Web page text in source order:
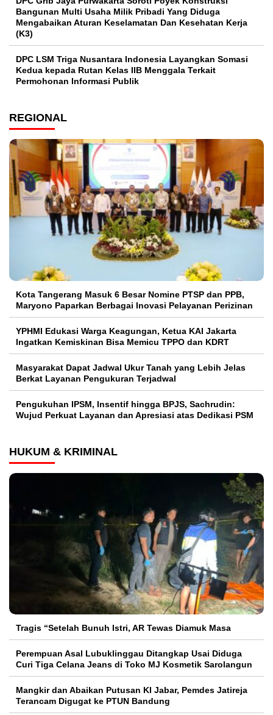
Bangunan Multi Usaha Milik Pribadi Yang Diduga
Mengabaikan Aturan Keselamatan Dan Kesehatan Kerja
(K3)
DPC LSM Triga Nusantara Indonesia Layangkan Somasi
Kedua kepada Rutan Kelas IIB Menggala Terkait
Permohonan Informasi Publik
REGIONAL
Kota Tangerang Masuk 6 Besar Nomine PTSP dan PPB,
Maryono Paparkan Berbagai Inovasi Pelayanan Perizinan
YPHMI Edukasi Warga Keagungan, Ketua KAI Jakarta
Ingatkan Kemiskinan Bisa Memicu TPPO dan KDRT
Masyarakat Dapat Jadwal Ukur Tanah yang Lebih Jelas
Berkat Layanan Pengukuran Terjadwal
Pengukuhan IPSM, Insentif hingga BPJS, Sachrudin:
Wujud Perkuat Layanan dan Apresiasi atas Dedikasi PSM
HUKUM & KRIMINAL
Tragis “Setelah Bunuh Istri, AR Tewas Diamuk Masa
Perempuan Asal Lubuklinggau Ditangkap Usai Diduga
Curi Tiga Celana Jeans di Toko MJ Kosmetik Sarolangun
Mangkir dan Abaikan Putusan KI Jabar, Pemdes Jatireja
Terancam Digugat ke PTUN Bandung